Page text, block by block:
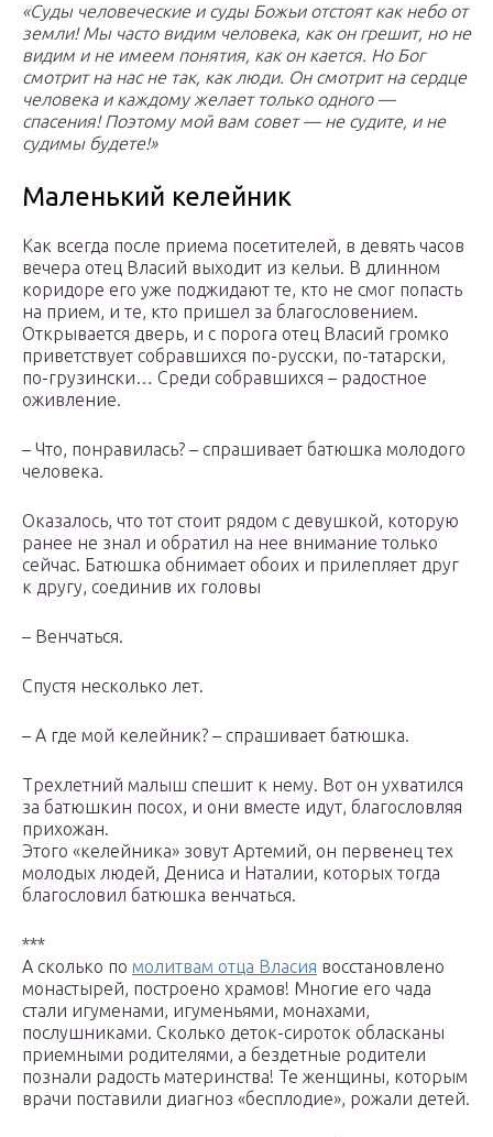
«Суды человеческие и суды Божьи отстоят как небо от
земли! Мы часто видим человека, как он грешит, но не
видим и не имеем понятия, как он кается. Но Бог
смотрит на нас не так, как люди. Он смотрит на сердце
человека и каждому желает только одного —
спасения! Поэтому мой вам совет — не судите, и не
судимы будете!»
Маленький келейник
Как всегда после приема посетителей, в девять часов
вечера отец Власий выходит из кельи. В длинном
коридоре его уже поджидают те, кто не смог попасть
на прием, и те, кто пришел за благословением.
Открывается дверь, и с порога отец Власий громко
приветствует собравшихся по-русски, по-татарски,
по-грузински… Среди собравшихся – радостное
оживление.
– Что, понравилась? – спрашивает батюшка молодого
человека.
Оказалось, что тот стоит рядом с девушкой, которую
ранее не знал и обратил на нее внимание только
сейчас. Батюшка обнимает обоих и прилепляет друг
к другу, соединив их головы
– Венчаться.
Спустя несколько лет.
– А где мой келейник? – спрашивает батюшка.
Трехлетний малыш спешит к нему. Вот он ухватился
за батюшкин посох, и они вместе идут, благословляя
прихожан.
Этого «келейника» зовут Артемий, он первенец тех
молодых людей, Дениса и Наталии, которых тогда
благословил батюшка венчаться.
***
А сколько по молитвам отца Власия восстановлено
монастырей, построено храмов! Многие его чада
стали игуменами, игуменьями, монахами,
послушниками. Сколько деток-сироток обласканы
приемными родителями, а бездетные родители
познали радость материнства! Те женщины, которым
врачи поставили диагноз «бесплодие», рожали детей.